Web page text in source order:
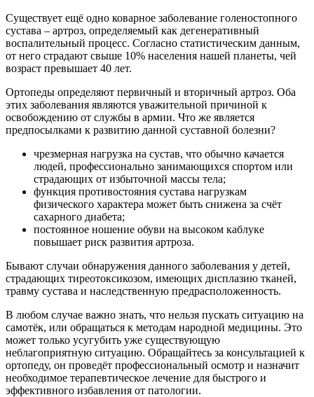
Существует ещё одно коварное заболевание голеностопного
сустава – артроз, определяемый как дегенеративный
воспалительный процесс. Согласно статистическим данным,
от него страдают свыше 10% населения нашей планеты, чей
возраст превышает 40 лет.
Ортопеды определяют первичный и вторичный артроз. Оба
этих заболевания являются уважительной причиной к
освобождению от службы в армии. Что же является
предпосылками к развитию данной суставной болезни?
чрезмерная нагрузка на сустав, что обычно качается
людей, профессионально занимающихся спортом или
страдающих от избыточной массы тела;
функция противостояния сустава нагрузкам
физического характера может быть снижена за счёт
сахарного диабета;
постоянное ношение обуви на высоком каблуке
повышает риск развития артроза.
Бывают случаи обнаружения данного заболевания у детей,
страдающих тиреотоксикозом, имеющих дисплазию тканей,
травму сустава и наследственную предрасположенность.
В любом случае важно знать, что нельзя пускать ситуацию на
самотёк, или обращаться к методам народной медицины. Это
может только усугубить уже существующую
неблагоприятную ситуацию. Обращайтесь за консультацией к
ортопеду, он проведёт профессиональный осмотр и назначит
необходимое терапевтическое лечение для быстрого и
эффективного избавления от патологии.